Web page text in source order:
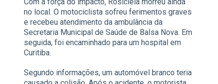
no local. O motociclista sofreu ferimentos graves
e recebeu atendimento da ambulância da
Secretaria Municipal de Saúde de Balsa Nova. Em
seguida, foi encaminhado para um hospital em
Curitiba.
Segundo informações, um automóvel branco teria